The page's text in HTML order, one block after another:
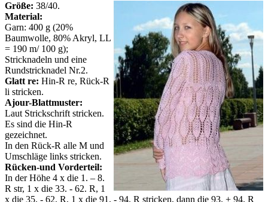
Größe: 38/40.
Material:
Garn: 400 g (20%
Baumwolle, 80% Akryl, LL
= 190 m/ 100 g);
Stricknadeln und eine
Rundstricknadel Nr.2.
Glatt re: Hin-R re, Rück-R
li stricken.
Ajour-Blattmuster:
Laut Strickschrift stricken.
Es sind die Hin-R
gezeichnet.
In den Rück-R alle M und
Umschläge links stricken.
Rücken-und Vorderteil:
In der Höhe 4 x die 1. – 8.
R str, 1 x die 33. - 62. R, 1
x die 35. - 62. R, 1 x die 91. - 94. R stricken, dann die 93. + 94. R